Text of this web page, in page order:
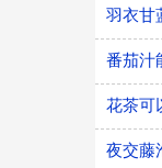
羽衣甘
番茄汁
花茶可
夜交藤